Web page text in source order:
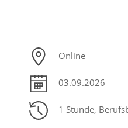
Online
03.09.2026
1 Stunde,